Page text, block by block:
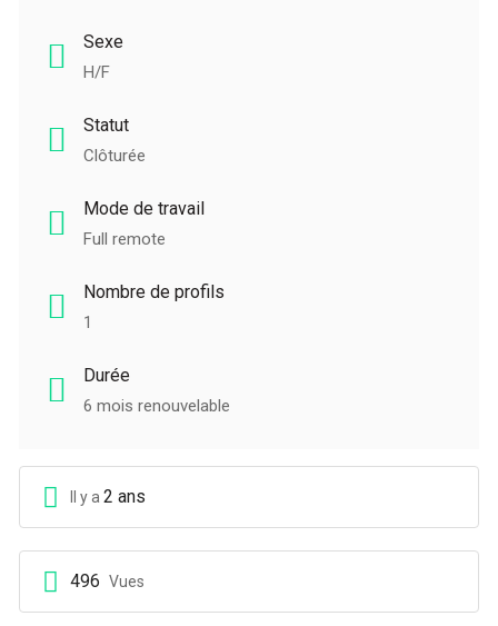
Sexe
H/F
Statut
Clôturée
Mode de travail
Full remote
Nombre de profils
1
Durée
6 mois renouvelable
Il y a 2 ans
496 Vues